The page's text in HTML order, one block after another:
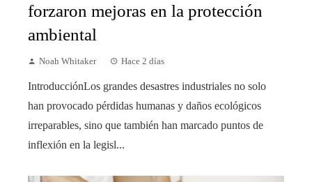
forzaron mejoras en la protección
ambiental
Noah Whitaker Hace 2 días
IntroducciónLos grandes desastres industriales no solo
han provocado pérdidas humanas y daños ecológicos
irreparables, sino que también han marcado puntos de
inflexión en la legisl...